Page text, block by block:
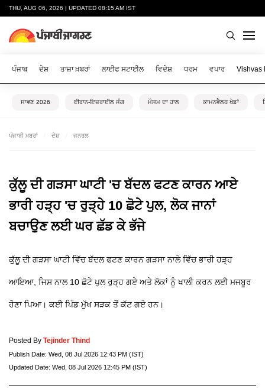
THU, AUG 06, 2026 | UPDATED 08:15 AM IST
ਪੰਜਾਬ ਦੇਸ਼ ਤਾਜ਼ਾ ਖ਼ਬਰਾਂ ਲਾਈਫ ਸਟਾਈਲ ਵਿਦੇਸ਼ ਧਰਮ ਵਪਾਰ Vishvas
ਸਾਵਣ 2026 ਈਰਾਨ-ਇਜ਼ਰਾਈਲ ਜੰਗ ਮੌਸਮ ਦਾ ਹਾਲ ਕਾਮਨਵੈਲਥ ਖੇਡਾਂ
ਪੰਜਾਬੀ ਖ਼ਬਰਾਂ ਦੇਸ਼ ਜਨਰਲ
ਕੁੱਲੂ ਦੀ ਗੜਸਾ ਘਾਟੀ 'ਚ ਬੱਦਲ ਫਟਣ ਕਾਰਨ ਆਏ
ਭਾਰੀ ਹੜ੍ਹ 'ਚ ਰੁੜ੍ਹੇ 10 ਛੋਟੇ ਪੁਲ, ਲੋਕ ਜਾਨਾਂ
ਬਚਾਉਣ ਲਈ ਘਰ ਛੱਡ ਕੇ ਭੱਜੇ
ਕੁੱਲੂ ਦੀ ਗੜਸਾ ਘਾਟੀ ਵਿੱਚ ਬੱਦਲ ਫਟਣ ਕਾਰਨ ਗੜਸਾ ਨਾਲੇ ਵਿੱਚ ਭਾਰੀ ਹੜ੍ਹ
ਆਇਆ, ਜਿਸ ਨਾਲ 10 ਛੋਟੇ ਪੁਲ ਰੁੜ੍ਹ ਗਏ ਅਤੇ ਲੋਕਾਂ ਨੂੰ ਖਾਲੀ ਕਰਨ ਲਈ ਮਜਬੂਰ
ਹੋਣਾ ਪਿਆ। ਕਈ ਪਿੰਡ ਮੁੱਖ ਸੜਕ ਤੋਂ ਕੱਟ ਗਏ ਹਨ।
Posted By Tejinder Thind
Publish Date: Wed, 08 Jul 2026 12:43 PM (IST)
Updated Date: Wed, 08 Jul 2026 12:45 PM (IST)